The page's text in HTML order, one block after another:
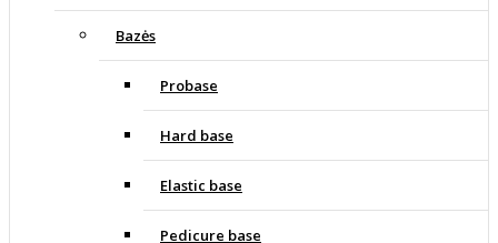
Bazės
Probase
Hard base
Elastic base
Pedicure base